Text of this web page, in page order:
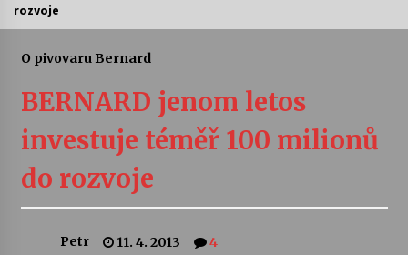
4. 8. 2026
Vernisáž výstavy Josefíny Duškové: Stávám se
kapkou
30. 7. 2026
Veselí muzikanti
30. 7. 2026
rozvoje
O pivovaru Bernard
BERNARD jenom letos
investuje téměř 100 milionů
do rozvoje
Petr 11. 4. 2013 4